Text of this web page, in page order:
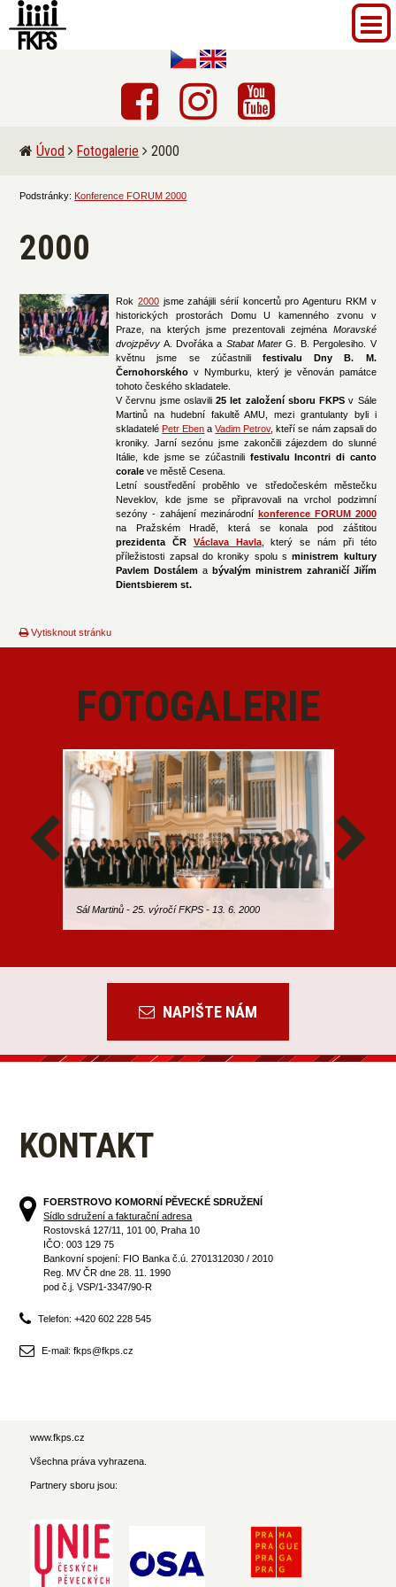
Úvod Fotogalerie 2000
Podstránky: Konference FORUM 2000
2000
Rok 2000jsme zahájili sérií koncertů pro Agenturu RKM v
historických prostorách Domu U kamenného zvonu v
Praze, na kterých jsme prezentovali zejména Moravské
dvojzpěvy A. Dvořáka a Stabat Mater G. B. Pergolesiho. V
květnu jsme se zúčastnilifestivalu Dny B. M.
Černohorského v Nymburku, který je věnován památce
tohoto českého skladatele.
V červnu jsme oslavili25 let založení sboru FKPS v Sále
Martinů na hudební fakultě AMU, mezi grantulanty byli i
skladatelé Petr Eben aVadim Petrov, kteří se nám zapsali do
kroniky. Jarní sezónu jsme zakončili zájezdem do slunné
Itálie, kde jsme se zúčastnili festivalu Incontri di canto
corale ve městě Cesena.
Letní soustředění proběhlo ve středočeském městečku
Neveklov, kde jsme se připravovali na vrchol podzimní
sezóny - zahájení mezinárodní konference FORUM 2000
na Pražském Hradě, která se konala pod záštitou
prezidenta ČR Václava Havla, který se nám při této
příležistosti zapsal do kroniky spolu sministrem kultury
Pavlem Dostálem a bývalým ministrem zahraničí Jiřím
Dientsbierem st.
Vytisknout stránku
FOTOGALERIE
Sál Martinů - 25. výročí FKPS - 13. 6. 2000
NAPIŠTE NÁM
KONTAKT
FOERSTROVO KOMORNÍ PĚVECKÉ SDRUŽENÍ
Sídlo sdružení a fakturační adresa
Rostovská 127/11, 101 00, Praha 10
IČO: 003 129 75
Bankovní spojení: FIO Banka č.ú. 2701312030 / 2010
Reg. MV ČR dne 28. 11. 1990
pod č.j. VSP/1-3347/90-R
Telefon: +420 602 228 545
E-mail: fkps@fkps.cz
www.fkps.cz
Všechna práva vyhrazena.
Partnery sboru jsou: